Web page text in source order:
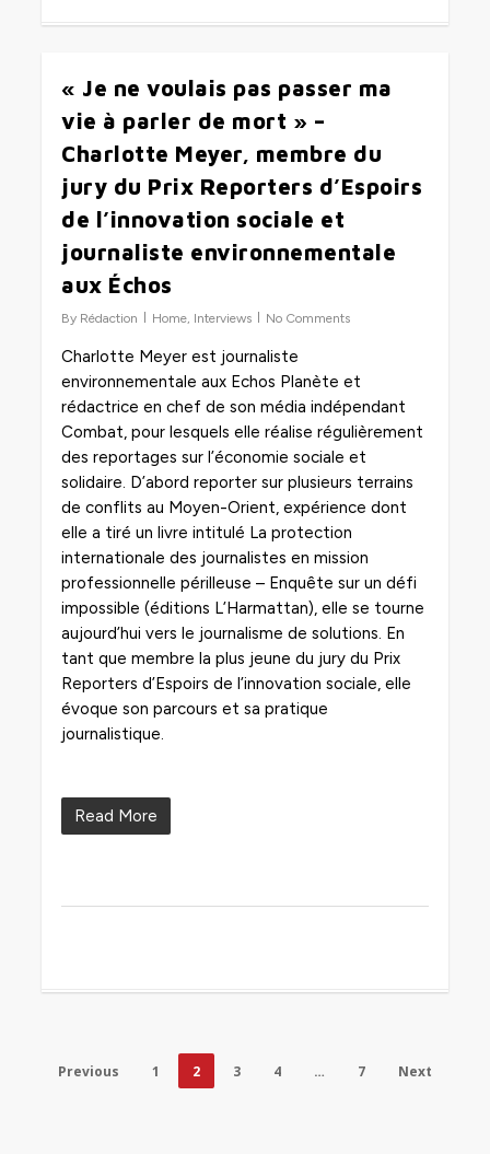
« Je ne voulais pas passer ma
vie à parler de mort » –
Charlotte Meyer, membre du
jury du Prix Reporters d’Espoirs
de l’innovation sociale et
journaliste environnementale
aux Échos
By Rédaction Home, Interviews No Comments
Charlotte Meyer est journaliste
environnementale aux Echos Planète et
rédactrice en chef de son média indépendant
Combat, pour lesquels elle réalise régulièrement
des reportages sur l’économie sociale et
solidaire. D’abord reporter sur plusieurs terrains
de conflits au Moyen-Orient, expérience dont
elle a tiré un livre intitulé La protection
internationale des journalistes en mission
professionnelle périlleuse – Enquête sur un défi
impossible (éditions L’Harmattan), elle se tourne
aujourd’hui vers le journalisme de solutions. En
tant que membre la plus jeune du jury du Prix
Reporters d’Espoirs de l’innovation sociale, elle
évoque son parcours et sa pratique
journalistique.
Read More
0
Previous 1 2 3 4 … 7 Next